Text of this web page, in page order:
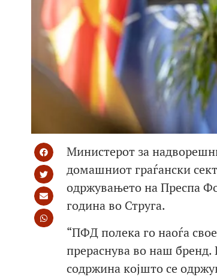
Министерот за
домашниот граѓански
одржувањето на Преспа
година во Струга.
“ПФД полека го наоѓа
прераснува во наш
содржина којшто се